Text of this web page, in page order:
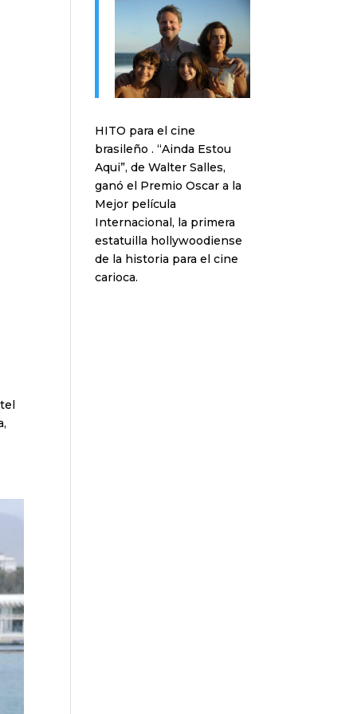
HITO para el cine
brasileño . “Ainda Estou
Aqui”, de Walter Salles,
ganó el Premio Oscar a la
Mejor película
Internacional, la primera
estatuilla hollywoodiense
de la historia para el cine
carioca.